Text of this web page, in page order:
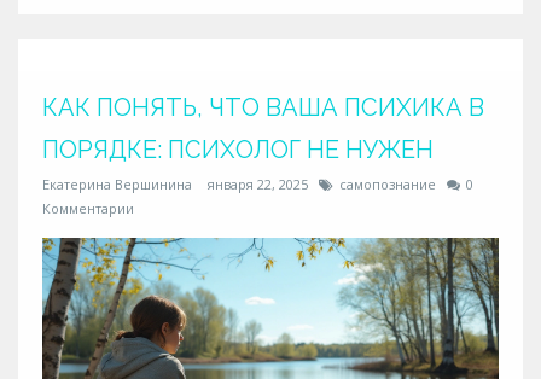
другими.
КАК ПОНЯТЬ, ЧТО ВАША ПСИХИКА В
ПОРЯДКЕ: ПСИХОЛОГ НЕ НУЖЕН
Екатерина Вершинина января 22, 2025 самопознание
0
Комментарии